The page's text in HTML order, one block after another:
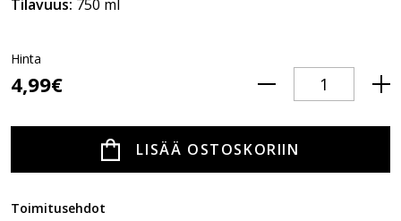
Tilavuus: 750 ml
Hinta
4,99€
LISÄÄ OSTOSKORIIN
Toimitusehdot